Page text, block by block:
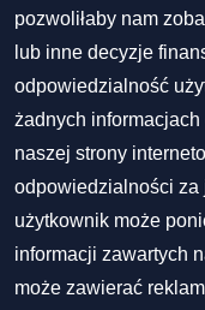
pozwoliłaby nam
lub inne decyzje
odpowiedzialność
żadnych
naszej strony
odpowiedzialności za
użytkownik może
informacji zawartych
może zawierać